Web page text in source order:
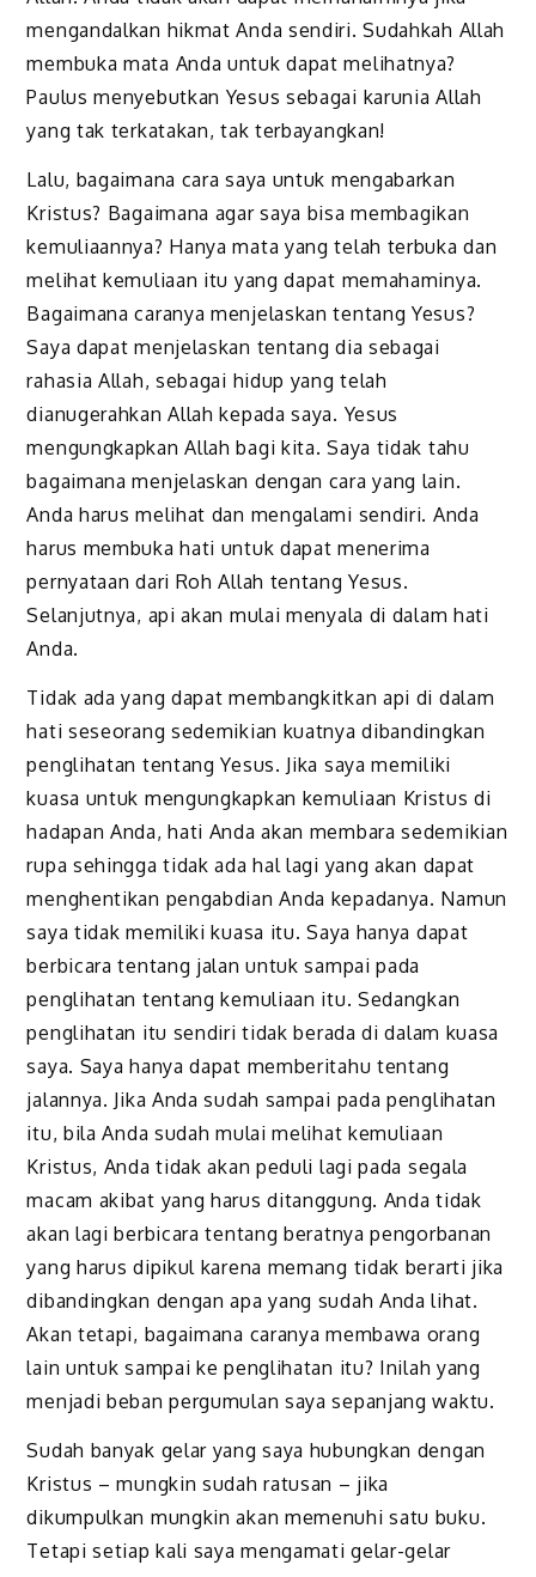
mengandalkan hikmat Anda sendiri. Sudahkah Allah
membuka mata Anda untuk dapat melihatnya?
Paulus menyebutkan Yesus sebagai karunia Allah
yang tak terkatakan, tak terbayangkan!
Lalu, bagaimana cara saya untuk mengabarkan
Kristus? Bagaimana agar saya bisa membagikan
kemuliaannya? Hanya mata yang telah terbuka dan
melihat kemuliaan itu yang dapat memahaminya.
Bagaimana caranya menjelaskan tentang Yesus?
Saya dapat menjelaskan tentang dia sebagai
rahasia Allah, sebagai hidup yang telah
dianugerahkan Allah kepada saya. Yesus
mengungkapkan Allah bagi kita. Saya tidak tahu
bagaimana menjelaskan dengan cara yang lain.
Anda harus melihat dan mengalami sendiri. Anda
harus membuka hati untuk dapat menerima
pernyataan dari Roh Allah tentang Yesus.
Selanjutnya, api akan mulai menyala di dalam hati
Anda.
Tidak ada yang dapat membangkitkan api di dalam
hati seseorang sedemikian kuatnya dibandingkan
penglihatan tentang Yesus. Jika saya memiliki
kuasa untuk mengungkapkan kemuliaan Kristus di
hadapan Anda, hati Anda akan membara sedemikian
rupa sehingga tidak ada hal lagi yang akan dapat
menghentikan pengabdian Anda kepadanya. Namun
saya tidak memiliki kuasa itu. Saya hanya dapat
berbicara tentang jalan untuk sampai pada
penglihatan tentang kemuliaan itu. Sedangkan
penglihatan itu sendiri tidak berada di dalam kuasa
saya. Saya hanya dapat memberitahu tentang
jalannya. Jika Anda sudah sampai pada penglihatan
itu, bila Anda sudah mulai melihat kemuliaan
Kristus, Anda tidak akan peduli lagi pada segala
macam akibat yang harus ditanggung. Anda tidak
akan lagi berbicara tentang beratnya pengorbanan
yang harus dipikul karena memang tidak berarti jika
dibandingkan dengan apa yang sudah Anda lihat.
Akan tetapi, bagaimana caranya membawa orang
lain untuk sampai ke penglihatan itu? Inilah yang
menjadi beban pergumulan saya sepanjang waktu.
Sudah banyak gelar yang saya hubungkan dengan
Kristus – mungkin sudah ratusan – jika
dikumpulkan mungkin akan memenuhi satu buku.
Tetapi setiap kali saya mengamati gelar-gelar